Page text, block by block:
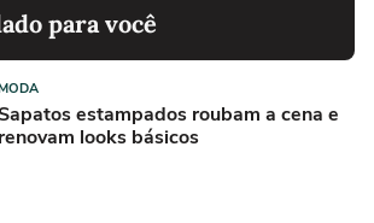
para você
estampados roubam a cena e
renovam looks básicos